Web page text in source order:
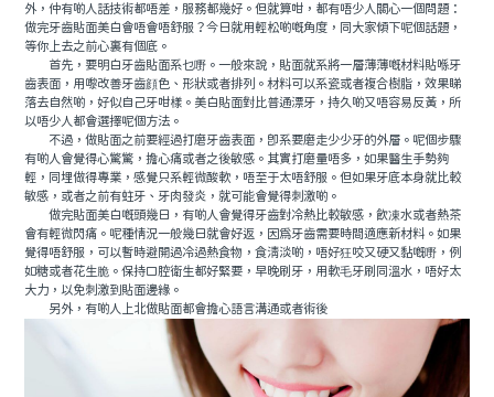
外，仲有啲人話技術都唔差，服務都幾好。但就算咁，都有唔少人關心一個問題：
做完牙齒貼面美白會唔會唔舒服？今日就用輕松啲嘅角度，同大家傾下呢個話題，
等你上去之前心裏有個底。
首先，要明白牙齒貼面系乜嘢。一般來說，貼面就系將一層薄薄嘅材料貼喺牙
齒表面，用嚟改善牙齒顔色、形狀或者排列。材料可以系瓷或者複合樹脂，效果睇
落去自然啲，好似自己牙咁樣。美白貼面對比普通漂牙，持久啲又唔容易反黃，所
以唔少人都會選擇呢個方法。
不過，做貼面之前要經過打磨牙齒表面，即系要磨走少少牙的外層。呢個步驟
有啲人會覺得心驚驚，擔心痛或者之後敏感。其實打磨量唔多，如果醫生手勢夠
輕，同埋做得專業，感覺只系輕微酸軟，唔至于太唔舒服。但如果牙底本身就比較
敏感，或者之前有蛀牙、牙肉發炎，就可能會覺得刺激啲。
做完貼面美白嘅頭幾日，有啲人會覺得牙齒對冷熱比較敏感，飲凍水或者熱茶
會有輕微閃痛。呢種情況一般幾日就會好返，因爲牙齒需要時間適應新材料。如果
覺得唔舒服，可以暫時避開過冷過熱食物，食清淡啲，唔好狂咬又硬又黏嘅嘢，例
如糖或者花生脆。保持口腔衛生都好緊要，早晚刷牙，用軟毛牙刷同溫水，唔好太
大力，以免刺激到貼面邊緣。
另外，有啲人上北做貼面都會擔心語言溝通或者術後